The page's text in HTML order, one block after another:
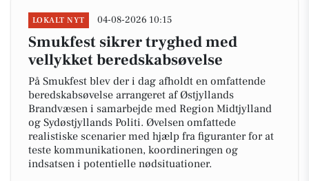
LOKALT NYT 04-08-2026 10:15
Smukfest sikrer tryghed med
vellykket beredskabsøvelse
På Smukfest blev der i dag afholdt en omfattende
beredskabsøvelse arrangeret af Østjyllands
Brandvæsen i samarbejde med Region Midtjylland
og Sydøstjyllands Politi. Øvelsen omfattede
realistiske scenarier med hjælp fra figuranter for at
teste kommunikationen, koordineringen og
indsatsen i potentielle nødsituationer.